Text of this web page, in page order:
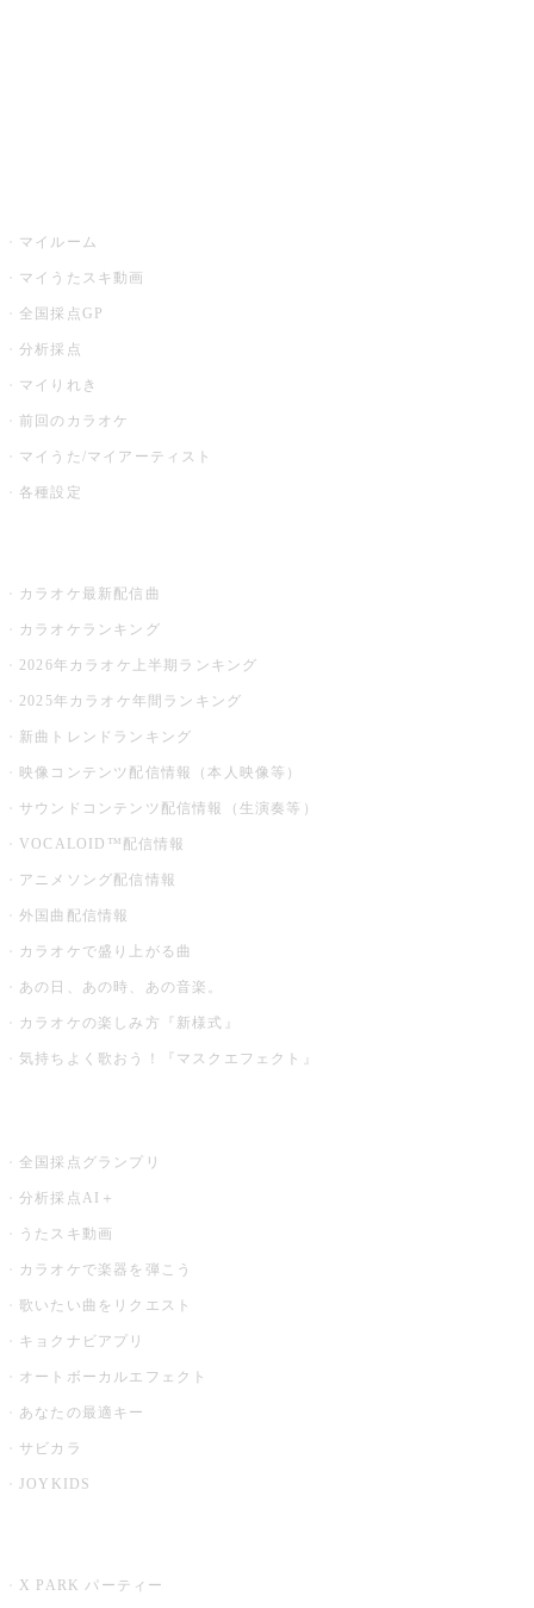
マイルーム
マイうたスキ動画
全国採点GP
分析採点
マイりれき
前回のカラオケ
マイうた/マイアーティスト
各種設定
カラオケ最新配信曲
カラオケランキング
2026年カラオケ上半期ランキング
2025年カラオケ年間ランキング
新曲トレンドランキング
映像コンテンツ配信情報（本人映像等）
サウンドコンテンツ配信情報（生演奏等）
VOCALOID™配信情報
アニメソング配信情報
外国曲配信情報
カラオケで盛り上がる曲
あの日、あの時、あの音楽。
カラオケの楽しみ方『新様式』
気持ちよく歌おう！『マスクエフェクト』
全国採点グランプリ
分析採点AI＋
うたスキ動画
カラオケで楽器を弾こう
歌いたい曲をリクエスト
キョクナビアプリ
オートボーカルエフェクト
あなたの最適キー
サビカラ
JOYKIDS
X PARK パーティー